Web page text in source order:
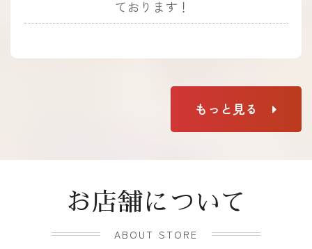
ております！
もっと見る
お店舗について
ABOUT STORE